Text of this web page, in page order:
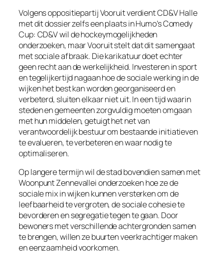
Volgens oppositiepartij Vooruit verdient CD&V Halle
met dit dossier zelfs een plaats in Humo’s Comedy
Cup: CD&V wil de hockeymogelijkheden
onderzoeken, maar Vooruit stelt dat dit samengaat
met sociale afbraak. Die karikatuur doet echter
geen recht aan de werkelijkheid. Investeren in sport
en tegelijkertijd nagaan hoe de sociale werking in de
wijken het best kan worden georganiseerd en
verbeterd, sluiten elkaar niet uit. In een tijd waarin
steden en gemeenten zorgvuldig moeten omgaan
met hun middelen, getuigt het net van
verantwoordelijk bestuur om bestaande initiatieven
te evalueren, te verbeteren en waar nodig te
optimaliseren.
Op langere termijn wil de stad bovendien samen met
Woonpunt Zennevallei onderzoeken hoe ze de
sociale mix in wijken kunnen versterken om de
leefbaarheid te vergroten, de sociale cohesie te
bevorderen en segregatie tegen te gaan. Door
bewoners met verschillende achtergronden samen
te brengen, willen ze buurten veerkrachtiger maken
en eenzaamheid voorkomen.